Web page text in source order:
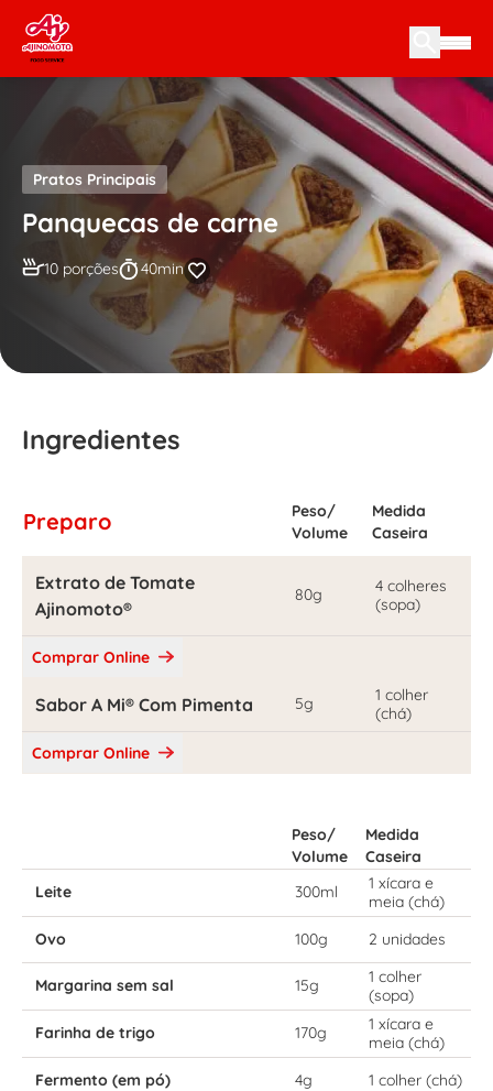
Skip to content
Pratos Principais
Panquecas de carne
10 porções 40min
Ingredientes
Preparo
Peso/
Volume
Medida
Caseira
Extrato de Tomate
Ajinomoto®
80g
4 colheres
(sopa)
Comprar Online
Sabor A Mi® Com Pimenta 5g
1 colher
(chá)
Comprar Online
Peso/
Volume
Medida
Caseira
Leite
300ml
1 xícara e
meia (chá)
Ovo
100g 2 unidades
Margarina sem sal 15g
1 colher
(sopa)
Farinha de trigo
170g
1 xícara e
meia (chá)
Fermento (em pó)
4g 1 colher (chá)